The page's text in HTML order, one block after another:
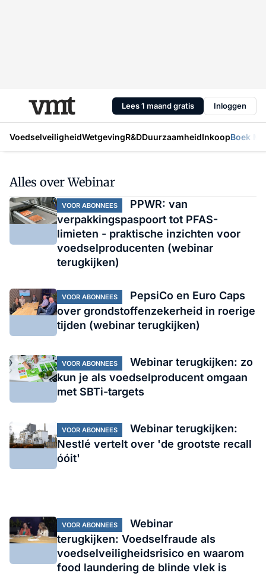
Lees 1 maand gratis Inloggen
VoedselveiligheidWetgevingR&DDuurzaamheidInkoopBoek
Alles over Webinar
VOOR ABONNEES
PPWR: van
verpakkingspaspoort tot PFAS-
limieten - praktische inzichten voor
voedselproducenten (webinar
terugkijken)
VOOR ABONNEES
PepsiCo en Euro Caps
over grondstoffenzekerheid in roerige
tijden (webinar terugkijken)
VOOR ABONNEES
Webinar terugkijken: zo
kun je als voedselproducent omgaan
met SBTi-targets
VOOR ABONNEES
Webinar terugkijken:
Nestlé vertelt over 'de grootste recall
óóit'
VOOR ABONNEES
Webinar
terugkijken: Voedselfraude als
voedselveiligheidsrisico en waarom
food laundering de blinde vlek is​​​​​